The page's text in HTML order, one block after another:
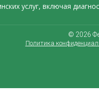
услуг, включая
©️ 2026
Политика